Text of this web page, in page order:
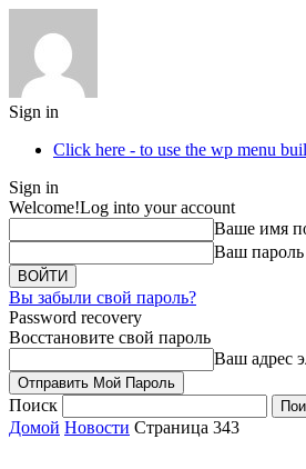
Sign in
Click here - to use the wp menu
Sign in
Welcome!Log into your account
Ваше имя
Ваш пароль
Вы забыли свой пароль?
Password recovery
Восстановите свой пароль
Ваш адрес
Поиск
Домой Новости Страница 343